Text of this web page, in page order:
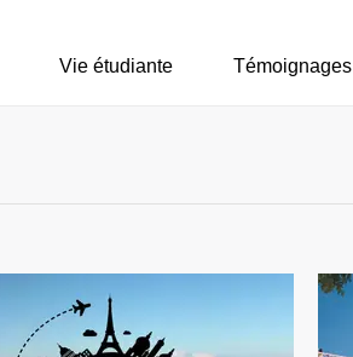
Vie étudiante Témoignages